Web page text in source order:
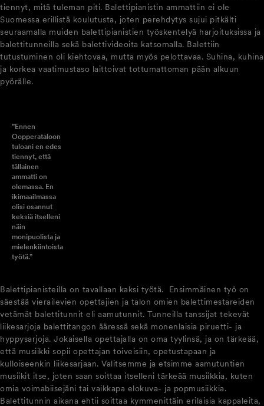
tiennyt, mitä tuleman piti. Balettipianistin ammattiin ei ole
Suomessa erillistä koulutusta, joten perehdytys sujui pitkälti
seuraamalla muiden balettipianistien työskentelyä harjoituksissa ja
balettitunneilla sekä balettivideoita katsomalla. Balettiin
tutustuminen oli kiehtovaa, mutta myös pelottavaa. Suhina, kuhina
ja korkea vaatimustaso laittoivat tottumattoman pään alkuun
pyörälle.
”Ennen
Oopperataloon
tuloani en edes
tiennyt, että
tällainen
ammatti on
olemassa. En
ikimaailmassa
olisi osannut
keksiä itselleni
näin
monipuolista ja
mielenkiintoista
työtä.”
Balettipianisteilla on tavallaan kaksi työtä. Ensimmäinen työ on
säestää vierailevien opettajien ja talon omien balettimestareiden
vetämät balettitunnit eli aamutunnit. Tunneilla tanssijat tekevät
liikesarjoja balettitangon ääressä sekä monenlaisia piruetti- ja
hyppysarjoja. Jokaisella opettajalla on oma tyylinsä, ja on tärkeää,
että musiikki sopii opettajan toiveisiin, opetustapaan ja
kulloiseenkin liikesarjaan. Valitsemme ja etsimme aamutuntien
musiikit itse, joten saan soittaa itselleni tärkeää musiikkia, kuten
omia voimabiisejäni tai vaikkapa elokuva- ja popmusiikkia.
Balettitunnin aikana ehtii soittaa kymmenittäin erilaisia kappaleita,